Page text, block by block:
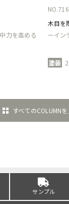
力を高める
木目を
ーイン
塗装
すべてのCOLUMNを
サンプル